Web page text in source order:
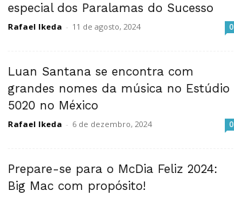
especial dos Paralamas do Sucesso
Rafael Ikeda - 11 de agosto, 2024 0
Luan Santana se encontra com
grandes nomes da música no Estúdio
5020 no México
Rafael Ikeda - 6 de dezembro, 2024 0
Prepare-se para o McDia Feliz 2024:
Big Mac com propósito!